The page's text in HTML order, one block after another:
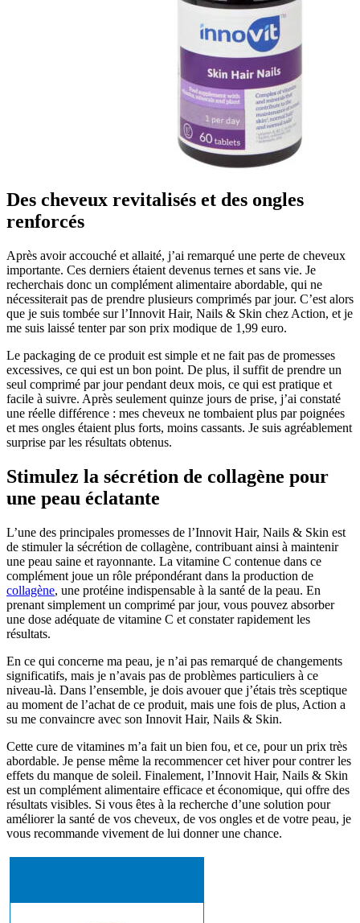
Des cheveux revitalisés et des ongles
renforcés
Après avoir accouché et allaité, j’ai remarqué une perte de cheveux
importante. Ces derniers étaient devenus ternes et sans vie. Je
recherchais donc un complément alimentaire abordable, qui ne
nécessiterait pas de prendre plusieurs comprimés par jour. C’est alors
que je suis tombée sur l’Innovit Hair, Nails & Skin chez Action, et je
me suis laissé tenter par son prix modique de 1,99 euro.
Le packaging de ce produit est simple et ne fait pas de promesses
excessives, ce qui est un bon point. De plus, il suffit de prendre un
seul comprimé par jour pendant deux mois, ce qui est pratique et
facile à suivre. Après seulement quinze jours de prise, j’ai constaté
une réelle différence : mes cheveux ne tombaient plus par poignées
et mes ongles étaient plus forts, moins cassants. Je suis agréablement
surprise par les résultats obtenus.
Stimulez la sécrétion de collagène pour
une peau éclatante
L’une des principales promesses de l’Innovit Hair, Nails & Skin est
de stimuler la sécrétion de collagène, contribuant ainsi à maintenir
une peau saine et rayonnante. La vitamine C contenue dans ce
complément joue un rôle prépondérant dans la production de
collagène, une protéine indispensable à la santé de la peau. En
prenant simplement un comprimé par jour, vous pouvez absorber
une dose adéquate de vitamine C et constater rapidement les
résultats.
En ce qui concerne ma peau, je n’ai pas remarqué de changements
significatifs, mais je n’avais pas de problèmes particuliers à ce
niveau-là. Dans l’ensemble, je dois avouer que j’étais très sceptique
au moment de l’achat de ce produit, mais une fois de plus, Action a
su me convaincre avec son Innovit Hair, Nails & Skin.
Cette cure de vitamines m’a fait un bien fou, et ce, pour un prix très
abordable. Je pense même la recommencer cet hiver pour contrer les
effets du manque de soleil. Finalement, l’Innovit Hair, Nails & Skin
est un complément alimentaire efficace et économique, qui offre des
résultats visibles. Si vous êtes à la recherche d’une solution pour
améliorer la santé de vos cheveux, de vos ongles et de votre peau, je
vous recommande vivement de lui donner une chance.